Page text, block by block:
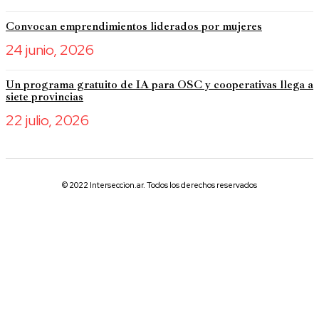
Convocan emprendimientos liderados por mujeres
24 junio, 2026
Un programa gratuito de IA para OSC y cooperativas llega a
siete provincias
22 julio, 2026
© 2022 Interseccion.ar. Todos los derechos reservados